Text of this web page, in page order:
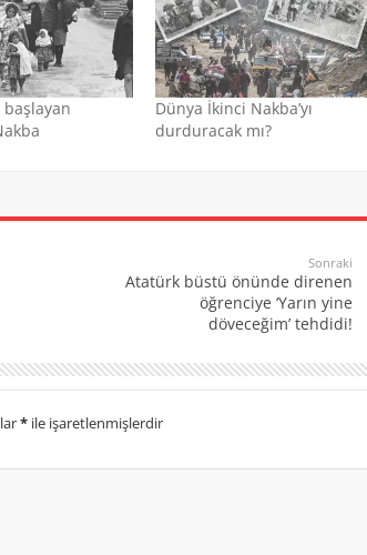
başlayan
Dünya İkinci Nakba’yı
durduracak mı?
Sonraki
Atatürk büstü önünde direnen
öğrenciye ‘Yarın yine
döveceğim’ tehdidi!
*ile işaretlenmişlerdir